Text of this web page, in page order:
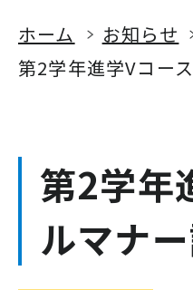
ホーム
お知らせ
第2学年進学Vコー
第2学
ルマナ